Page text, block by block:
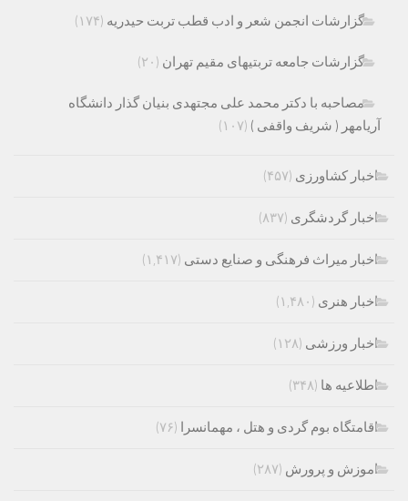
گزارشات انجمن شعر و ادب قطب تربت حیدریه (۱۷۴)
گزارشات جامعه تربتیهای مقیم تهران (۲۰)
مصاحبه با دکتر محمد علی مجتهدی بنیان گذار دانشگاه
آریامهر ( شریف واقفی ) (۱۰۷)
اخبار کشاورزی (۴۵۷)
اخبار گردشگری (۸۳۷)
اخبار میراث فرهنگی و صنایع دستی (۱,۴۱۷)
اخبار هنری (۱,۴۸۰)
اخبار ورزشی (۱۲۸)
اطلاعیه ها (۳۴۸)
اقامتگاه بوم گردی و هتل ، مهمانسرا (۷۶)
اموزش و پرورش (۲۸۷)